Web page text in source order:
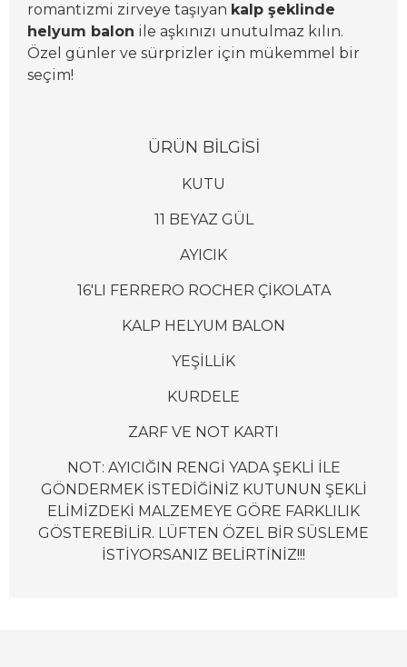
romantizmi zirveye taşıyan kalp şeklinde
helyum balon ile aşkınızı unutulmaz kılın.
Özel günler ve sürprizler için mükemmel bir
seçim!
ÜRÜN BİLGİSİ
KUTU
11 BEYAZ GÜL
AYICIK
16'LI FERRERO ROCHER ÇİKOLATA
KALP HELYUM BALON
YEŞİLLİK
KURDELE
ZARF VE NOT KARTI
NOT: AYICIĞIN RENGİ YADA ŞEKLİ İLE
GÖNDERMEK İSTEDİĞİNİZ KUTUNUN ŞEKLİ
ELİMİZDEKİ MALZEMEYE GÖRE FARKLILIK
GÖSTEREBİLİR. LÜFTEN ÖZEL BİR SÜSLEME
İSTİYORSANIZ BELİRTİNİZ!!!